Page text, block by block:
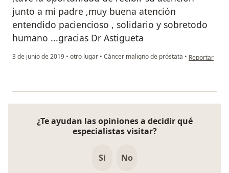
junto a mi padre ,muy buena atención
entendido paciencioso , solidario y sobretodo
humano ...gracias Dr Astigueta
3 de junio de 2019 • otro lugar • Cáncer maligno de próstata • en opinión
Reportar
¿Te ayudan las opiniones a decidir qué
especialistas visitar?
Si No